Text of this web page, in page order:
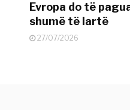
Evropa do të
shumë të lartë
27/07/2026